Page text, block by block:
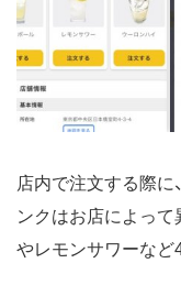
店内で注文する際に
ンクはお店によって
やレモンサワーなど